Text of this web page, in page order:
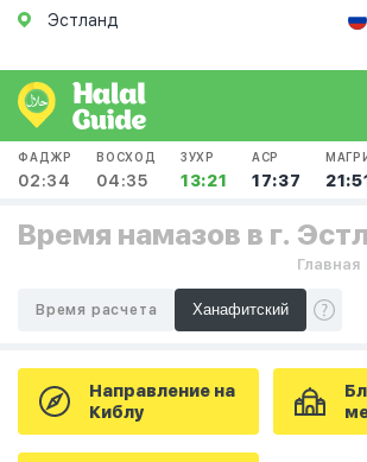
Эстланд
ФАДЖР
02:34
ВОСХОД
04:35
ЗУХР
13:21
АСР
17:37
Время намазов в г.
Главная
Время расчета
Направление на
Киблу